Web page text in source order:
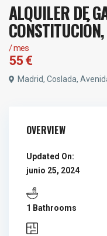
ALQUILER DE
/ mes
55 €
Madrid, Coslada,
OVERVIEW
Updated On:
junio 25, 2024
1 Bathrooms